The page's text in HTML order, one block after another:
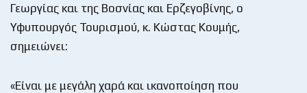
Γεωργίας και της Βοσνίας και Ερζεγοβίνης, ο
Υφυπουργός Τουρισμού, κ. Κώστας Κουμής,
σημειώνει:
«Είναι με μεγάλη χαρά και ικανοποίηση που